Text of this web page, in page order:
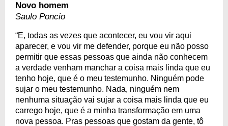
Novo homem
Saulo Poncio
“E, todas as vezes que acontecer, eu vou vir aqui
aparecer, e vou vir me defender, porque eu não posso
permitir que essas pessoas que ainda não conhecem
a verdade venham manchar a coisa mais linda que eu
tenho hoje, que é o meu testemunho. Ninguém pode
sujar o meu testemunho. Nada, ninguém nem
nenhuma situação vai sujar a coisa mais linda que eu
carrego hoje, que é a minha transformação em uma
nova pessoa. Pras pessoas que gostam da gente, tô